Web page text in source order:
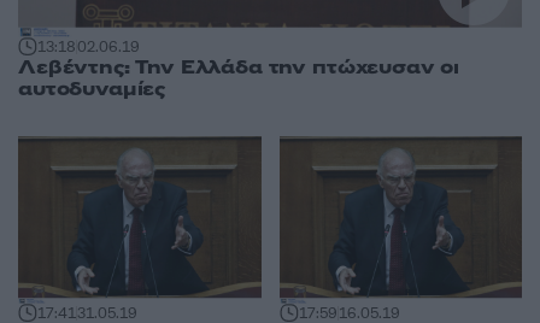
13:1802.06.19
Λεβέντης: Την Ελλάδα την πτώχευσαν οι
αυτοδυναμίες
17:4131.05.19 17:5916.05.19